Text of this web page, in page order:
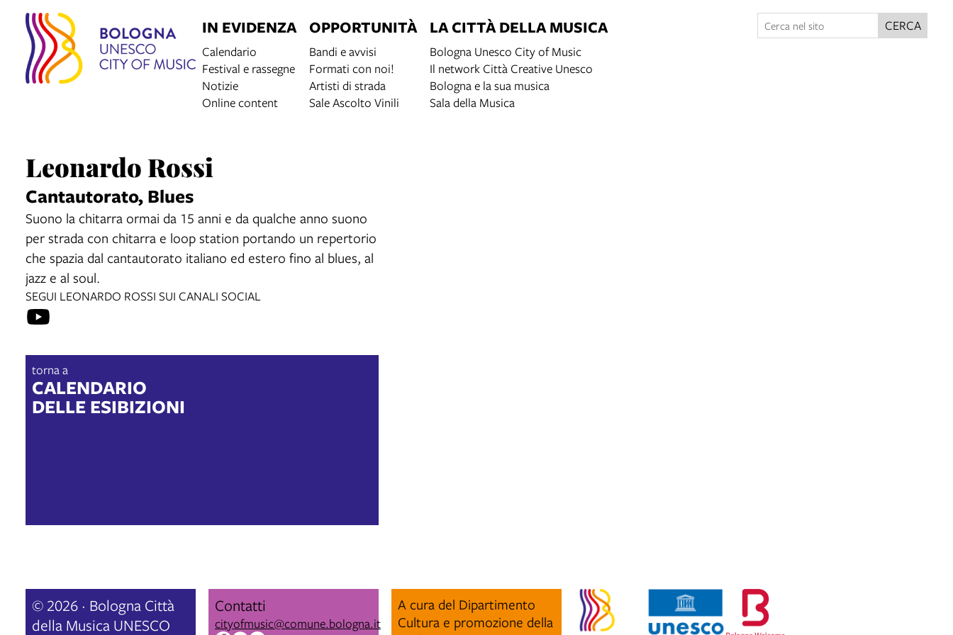
IN EVIDENZA
Calendario
Festival e rassegne
Notizie
Online content
OPPORTUNITÀ
Bandi e avvisi
Formati con noi!
Artisti di strada
Sale Ascolto Vinili
LA CITTÀ DELLA MUSICA
Bologna Unesco City of Music
Il network Città Creative Unesco
Bologna e la sua musica
Sala della Musica
CERCA
Leonardo Rossi
Cantautorato, Blues
Suono la chitarra ormai da 15 anni e da qualche anno suono
per strada con chitarra e loop station portando un repertorio
che spazia dal cantautorato italiano ed estero fino al blues, al
jazz e al soul.
SEGUI LEONARDO ROSSI SUI CANALI SOCIAL
torna a
CALENDARIO
DELLE ESIBIZIONI
© 2026 · Bologna Città
della Musica UNESCO
Contatti
cityofmusic@comune.bologna.it
A cura del Dipartimento
Cultura e promozione della